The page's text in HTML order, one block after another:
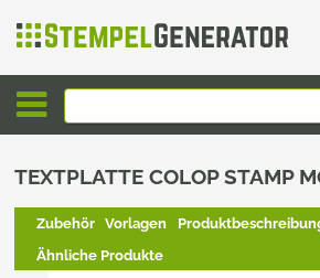
TEXTPLATTE COLOP STAMP
Zubehör Vorlagen
Ähnliche Produkte